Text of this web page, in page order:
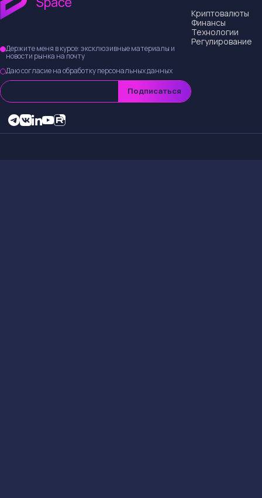
Держите меня в курсе: эксклюзивные материалы и
новости рынка на почту
Даю согласие на обработку персональных данных
Подписаться
Криптовалюты
Финансы
Технологии
Регулирование